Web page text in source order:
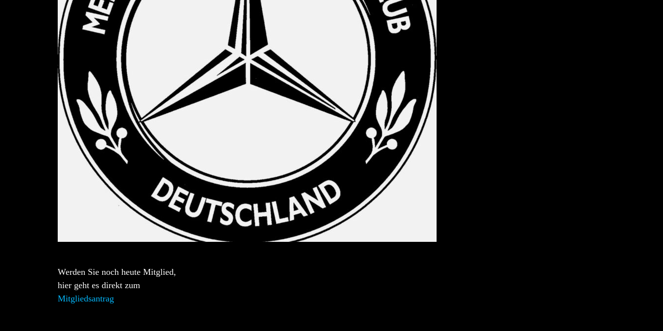
Werden Sie noch heute Mitglied,
hier geht es direkt zum
Mitgliedsantrag